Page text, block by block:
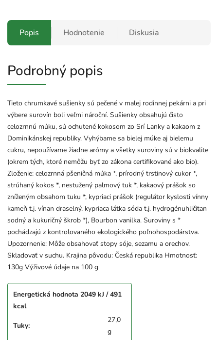
Popis Hodnotenie Diskusia
Podrobný popis
Tieto chrumkavé sušienky sú pečené v malej rodinnej pekárni a pri
výbere surovín boli veľmi nároční. Sušienky obsahujú čisto
celozrnnú múku, sú ochutené kokosom zo Srí Lanky a kakaom z
Dominikánskej republiky. Vyhýbame sa bielej múke aj bielemu
cukru, nepoužívame žiadne arómy a všetky suroviny sú v biokvalite
(okrem tých, ktoré nemôžu byť zo zákona certifikované ako bio).
Zloženie: celozrnná pšeničná múka *, prírodný trstinový cukor *,
strúhaný kokos *, nestužený palmový tuk *, kakaový prášok so
zníženým obsahom tuku *, kypriaci prášok (regulátor kyslosti vínny
kameň t.j. vínan draselný, kypriaca látka sóda t.j. hydrogénuhličitan
sodný a kukuričný škrob *), Bourbon vanilka. Suroviny s *
pochádzajú z kontrolovaného ekologického poľnohospodárstva.
Upozornenie: Môže obsahovať stopy sóje, sezamu a orechov.
Skladovať v suchu. Krajina pôvodu: Česká republika Hmotnosť:
130g Výživové údaje na 100 g
Energetická hodnota 2049 kJ / 491
kcal
Tuky:
27,0
g